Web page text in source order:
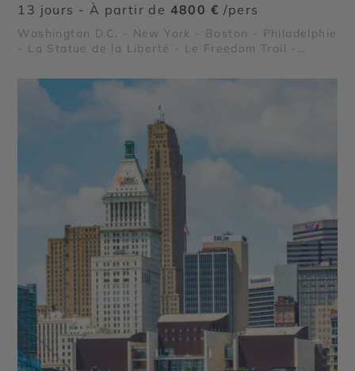
13 jours - À partir de 4800 € /pers
Washington D.C. - New York - Boston - Philadelphie
- La Statue de la Liberté - Le Freedom Trail -